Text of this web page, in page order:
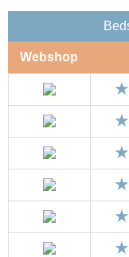
Webshop